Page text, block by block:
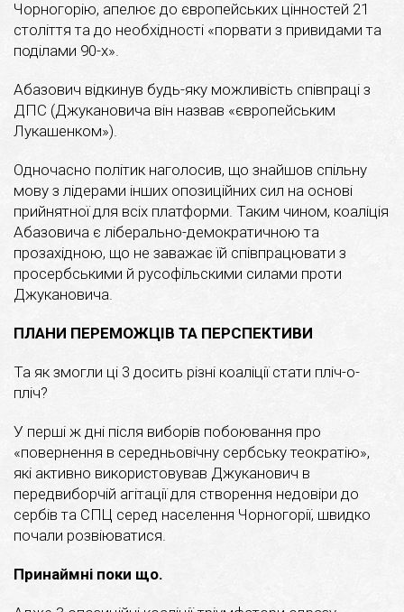
Чорногорію, апелює до європейських цінностей 21
століття та до необхідності «порвати з привидами та
поділами 90-х».
Абазович відкинув будь-яку можливість співпраці з
ДПС (Джукановича він назвав «європейським
Лукашенком»).
Одночасно політик наголосив, що знайшов спільну
мову з лідерами інших опозиційних сил на основі
прийнятної для всіх платформи. Таким чином, коаліція
Абазовича є ліберально-демократичною та
прозахідною, що не заважає їй співпрацювати з
просербськими й русофільскими силами проти
Джукановича.
ПЛАНИ ПЕРЕМОЖЦІВ ТА ПЕРСПЕКТИВИ
Та як змогли ці 3 досить різні коаліції стати пліч-о-
пліч?
У перші ж дні після виборів побоювання про
«повернення в середньовічну сербську теократію»,
які активно використовував Джуканович в
передвиборчій агітації для створення недовіри до
сербів та СПЦ серед населення Чорногорії, швидко
почали розвіюватися.
Принаймні поки що.